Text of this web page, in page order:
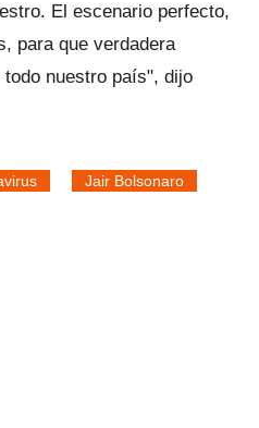
El escenario perfecto,
para que verdadera
nuestro país", dijo
Jair Bolsonaro